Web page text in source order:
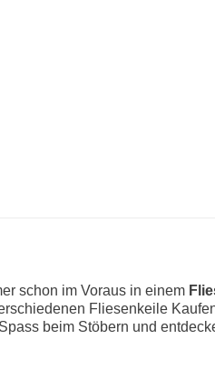
schon im Voraus in einem
Fliesenkeile
beim Stöbern und